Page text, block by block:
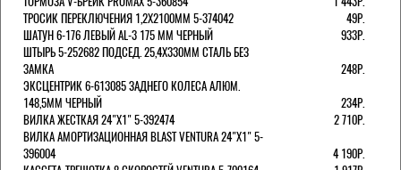
ТРОСИК ПЕРЕКЛЮЧЕНИЯ 1,2Х2100ММ 5-374042
49Р.
ШАТУН 6-176 ЛЕВЫЙ AL-3 175 ММ ЧЕРНЫЙ
933Р.
ШТЫРЬ 5-252682 ПОДСЕД. 25,4Х330ММ СТАЛЬ БЕЗ
ЗАМКА
248Р.
ЭКСЦЕНТРИК 6-613085 ЗАДНЕГО КОЛЕСА АЛЮМ.
148,5ММ ЧЕРНЫЙ
234Р.
ВИЛКА ЖЕСТКАЯ 24"Х1" 5-392474
2 710Р.
ВИЛКА АМОРТИЗАЦИОННАЯ BLAST VENTURA 24"Х1" 5-
396004
4 190Р.